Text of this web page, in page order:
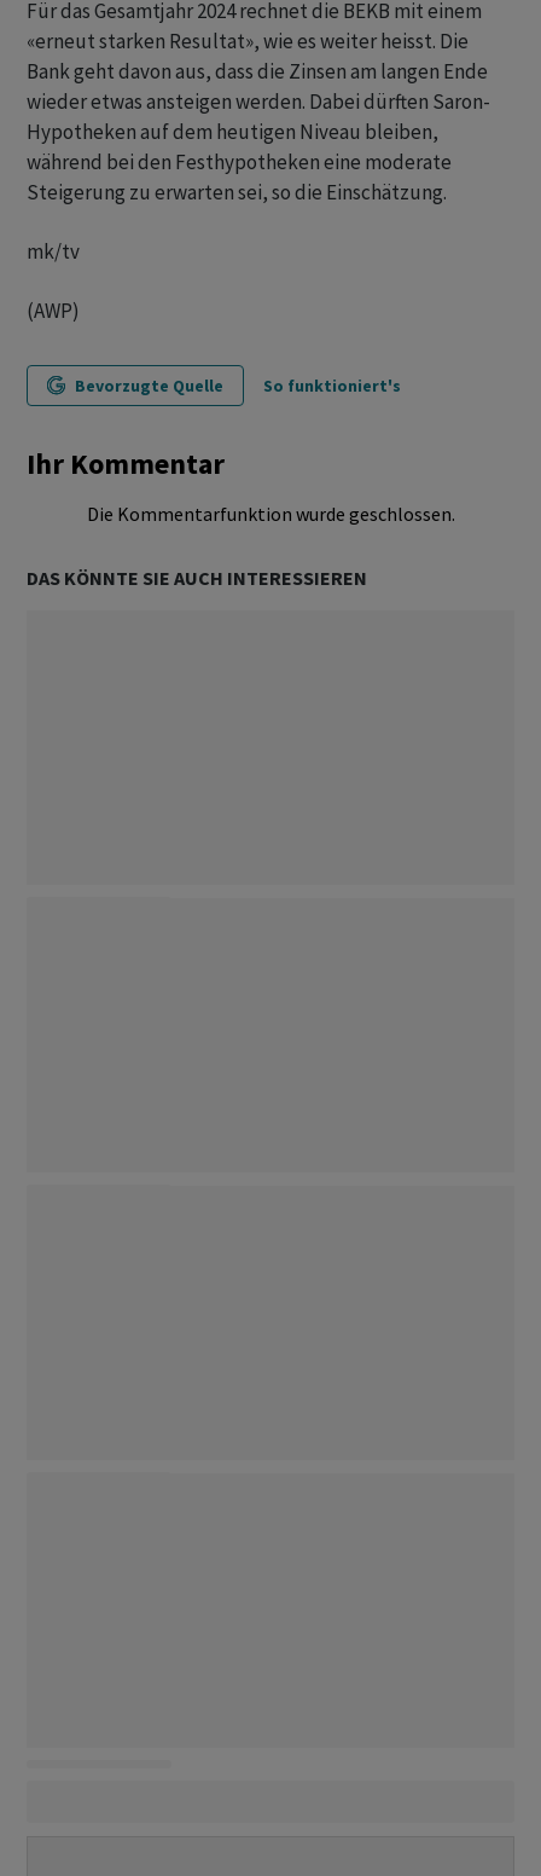
Für das Gesamtjahr 2024 rechnet die BEKB mit einem
«erneut starken Resultat», wie es weiter heisst. Die
Bank geht davon aus, dass die Zinsen am langen Ende
wieder etwas ansteigen werden. Dabei dürften Saron-
Hypotheken auf dem heutigen Niveau bleiben,
während bei den Festhypotheken eine moderate
Steigerung zu erwarten sei, so die Einschätzung.
mk/tv
(AWP)
Bevorzugte Quelle So funktioniert's
Ihr Kommentar
Die Kommentarfunktion wurde geschlossen.
DAS KÖNNTE SIE AUCH INTERESSIEREN